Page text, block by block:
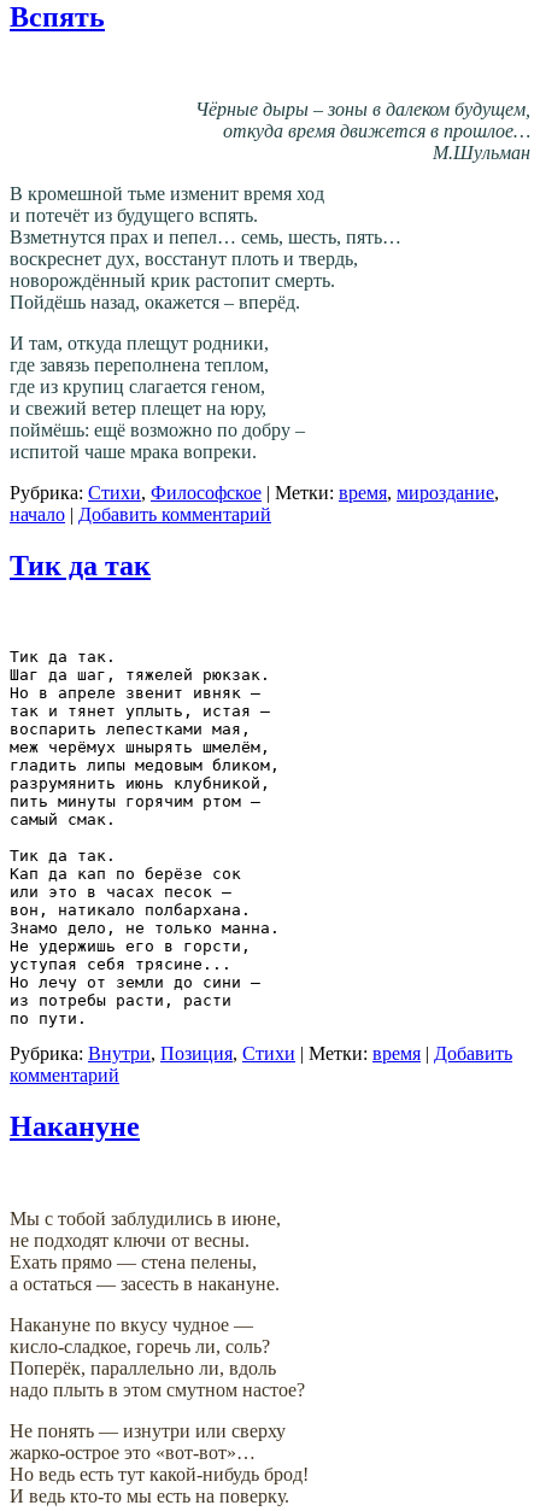
Вспять
Чёрные дыры – зоны в далеком будущем,
откуда время движется в прошлое…
М.Шульман
В кромешной тьме изменит время ход
и потечёт из будущего вспять.
Взметнутся прах и пепел… семь, шесть, пять…
воскреснет дух, восстанут плоть и твердь,
новорождённый крик растопит смерть.
Пойдёшь назад, окажется – вперёд.
И там, откуда плещут родники,
где завязь переполнена теплом,
где из крупиц слагается геном,
и свежий ветер плещет на юру,
поймёшь: ещё возможно по добру –
испитой чаше мрака вопреки.
Рубрика: Стихи, Философское | Метки: время, мироздание,
начало | Добавить комментарий
Тик да так
Тик да так.
Шаг да шаг, тяжелей рюкзак.
Но в апреле звенит ивняк –
так и тянет уплыть, истая –
воспарить лепестками мая,
меж черёмух шнырять шмелём,
гладить липы медовым бликом,
разрумянить июнь клубникой,
пить минуты горячим ртом –
самый смак.
Тик да так.
Кап да кап по берёзе сок
или это в часах песок –
вон, натикало полбархана.
Знамо дело, не только манна.
Не удержишь его в горсти,
уступая себя трясине...
Но лечу от земли до сини –
из потребы расти, расти
Рубрика: Внутри, Позиция, Стихи | Метки: время | Добавить
комментарий
Накануне
Мы с тобой заблудились в июне,
не подходят ключи от весны.
Ехать прямо — стена пелены,
а остаться — засесть в накануне.
Накануне по вкусу чудное —
кисло-сладкое, горечь ли, соль?
Поперёк, параллельно ли, вдоль
надо плыть в этом смутном настое?
Не понять — изнутри или сверху
жарко-острое это «вот-вот»…
Но ведь есть тут какой-нибудь брод!
И ведь кто-то мы есть на поверку.